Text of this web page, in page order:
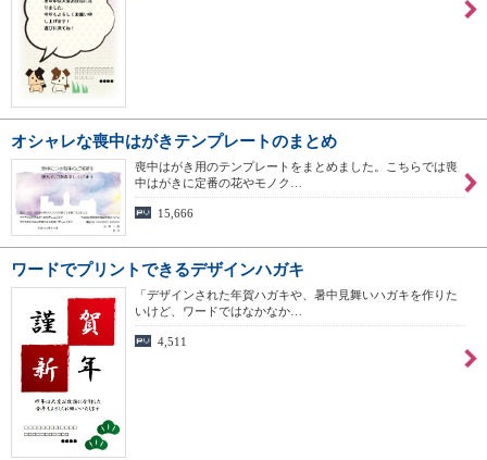
オシャレな喪中はがきテンプレートのまとめ
喪中はがき用のテンプレートをまとめました。こちらでは喪
中はがきに定番の花やモノク…
15,666
ワードでプリントできるデザインハガキ
「デザインされた年賀ハガキや、暑中見舞いハガキを作りた
いけど、ワードではなかなか…
4,511